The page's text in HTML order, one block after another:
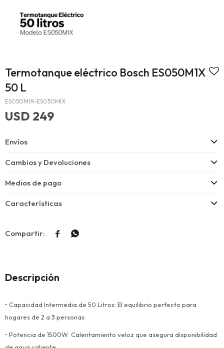
Termotanque eléctrico Bosch ES050M1X
50 L
ES050MIX-ES050MIX
USD 249
Envíos
Cambios y Devoluciones
Medios de pago
Características
 
Descripción
• Capacidad Intermedia de 50 Litros: El equilibrio perfecto para
hogares de 2 a 3 personas
• Potencia de 1500W: Calentamiento veloz que asegura disponibilidad